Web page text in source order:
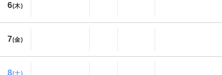
6(木)
7(金)
8